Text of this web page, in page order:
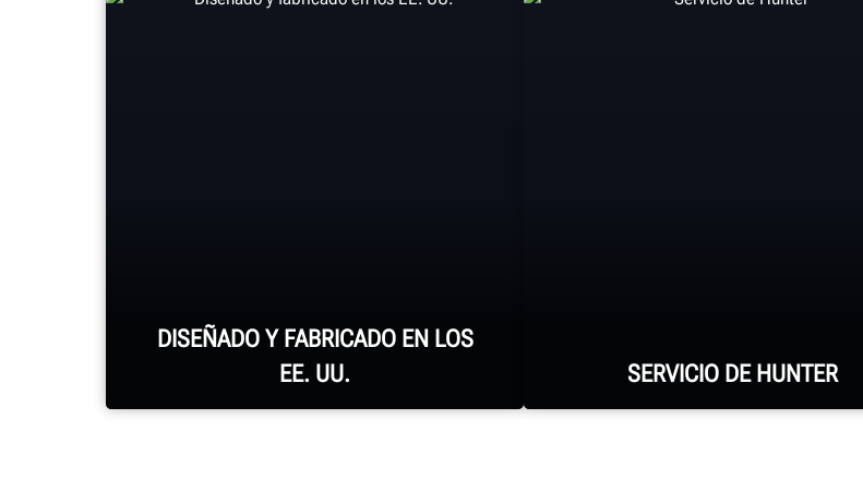
DISEÑADO Y FABRICADO EN LOS
EE. UU.
SERVICIO DE HUNTER